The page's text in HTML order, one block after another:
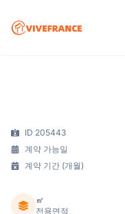
ID 205443
계약 가능일
계약 기간 (개월)
㎡
전용면적